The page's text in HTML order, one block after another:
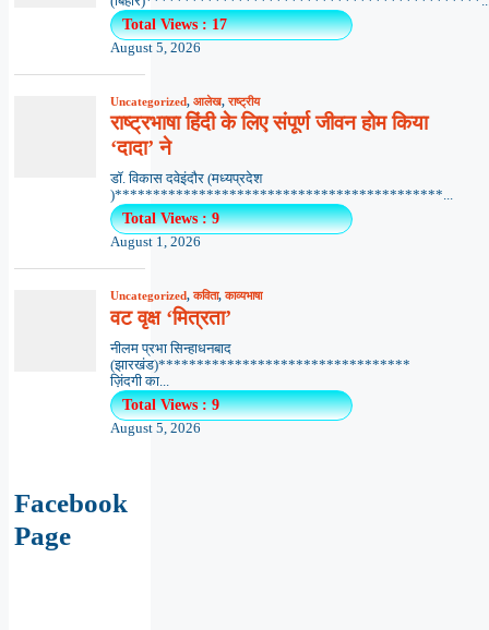
Total Views : 17
August 5, 2026
Uncategorized, आलेख,राष्ट्रीय
राष्ट्रभाषा हिंदी के लिए संपूर्ण जीवन होम किया
‘दादा’ ने
डॉ. विकास दवेइंदौर (मध्यप्रदेश
)*******************************************...
Total Views : 9
August 1, 2026
Uncategorized,कविता,काव्यभाषा
वट वृक्ष ‘मित्रता’
नीलम प्रभा सिन्हाधनबाद
(झारखंड)*********************************
ज़िंदगी का...
Total Views : 9
August 5, 2026
Facebook
Page